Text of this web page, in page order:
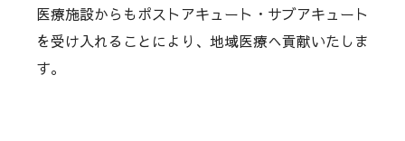
医療施設からもポストアキュート・サブアキュート
を受け入れることにより、地域医療へ貢献いたしま
す。